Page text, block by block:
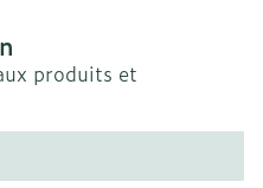
produits et